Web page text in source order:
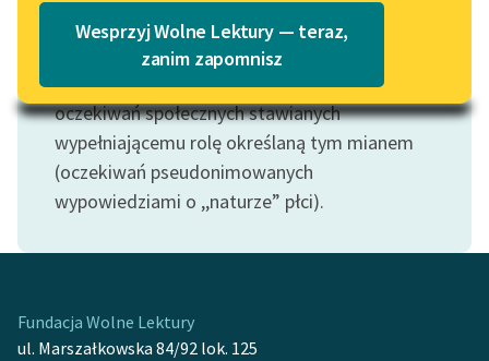
Lektury szkolne i klasyka
literatury do słuchania dla
uczennic i uczniów z
niepełnosprawnościami
szkolnych i literatury do
niepełnosprawnościami
Katalog w formacie PDF
Wesprzyj Wolne Lektury — teraz,
zanim zapomnisz
Uzupełniający (i często przeciwstawny) do
kobiety . Najczęściej fragmenty
dotyczące kobiet i mężczyzn stanowią zapis
oczekiwań społecznych stawianych
wypełniającemu rolę określaną tym mianem
(oczekiwań pseudonimowanych
wypowiedziami o ,,naturze” płci).
Fundacja Wolne Lektury
ul. Marszałkowska 84/92 lok. 125